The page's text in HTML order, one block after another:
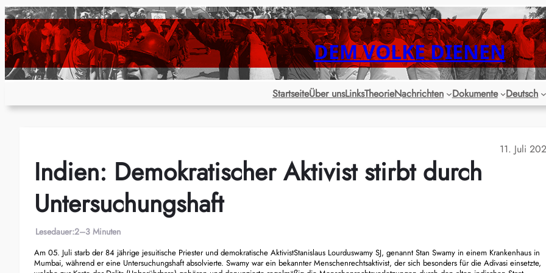
Zum
Inhalt
springen
DEM VOLKE DIENEN
StartseiteÜber unsLinksTheorieNachrichten Dokumente Deutsch
11. Juli
Indien: Demokratischer Aktivist stirbt durch
Untersuchungshaft
Lesedauer:2–3 Minuten
Am 05. Juli starb der 84 jährige jesuitische Priester und demokratische AktivistStanislaus Lourduswamy SJ, genannt Stan Swamy in einem Krankenhaus in
Mumbai, während er eine Untersuchungshaft absolvierte. Swamy war ein bekannter Menschenrechtsaktivist, der sich besonders für die Adivasi einsetzte,